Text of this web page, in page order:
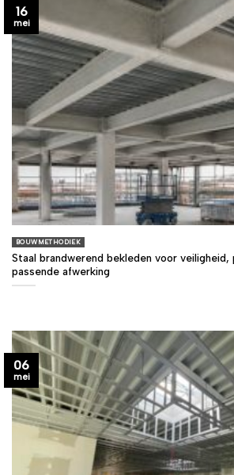
BOUWMETHODIEK
Staal brandwerend bekleden voor
passende afwerking
16
mei
06
mei